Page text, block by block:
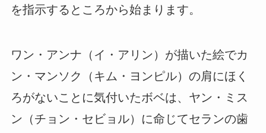
を指示するところから始まります。
ワン・アンナ（イ・アリン）が描いた絵でカ
ン・マンソク（キム・ヨンピル）の肩にほく
ろがないことに気付いたボベは、ヤン・ミス
ン（チョン・セビョル）に命じてセランの歯